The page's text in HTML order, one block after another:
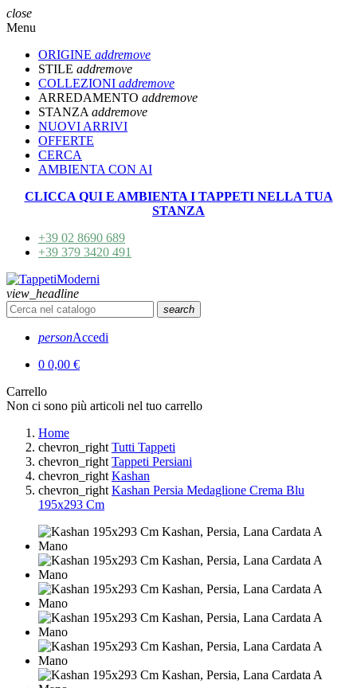
close
Menu
ORIGINE addremove
STILE addremove
COLLEZIONI addremove
ARREDAMENTO addremove
STANZA addremove
NUOVI ARRIVI
OFFERTE
CERCA
AMBIENTA CON AI
CLICCA QUI E AMBIENTA I TAPPETI NELLA TUA
STANZA
+39 02 8690 689
+39 379 3420 491
view_headline
search
personAccedi
0 0,00 €
Carrello
Non ci sono più articoli nel tuo carrello
Home
chevron_right Tutti Tappeti
chevron_right Tappeti Persiani
chevron_right Kashan
chevron_right Kashan Persia Medaglione Crema Blu
195x293 Cm